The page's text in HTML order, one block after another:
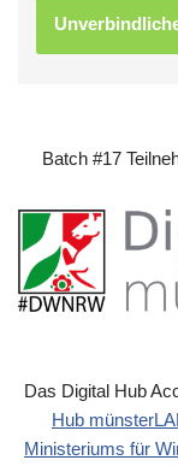
Batch #17
Das Digital Hub
Hub
Ministeriums für